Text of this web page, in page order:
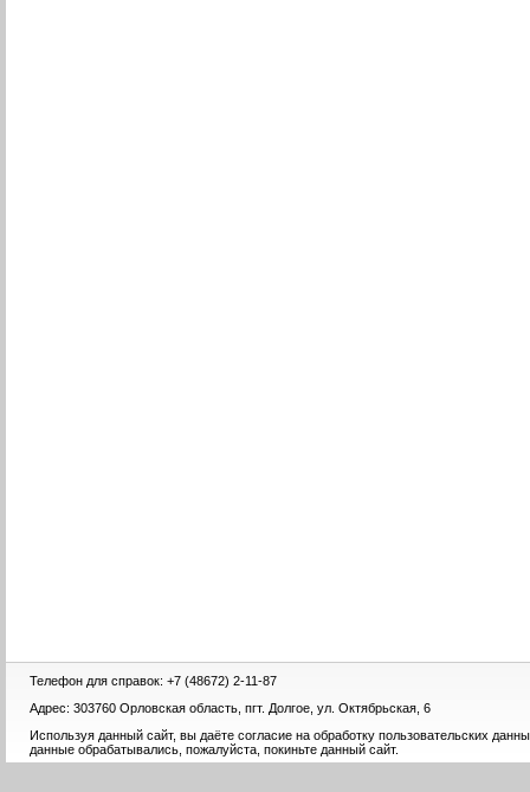
Телефон для справок: +7 (48672) 2-11-87
Адрес: 303760 Орловская область, пгт. Долгое, ул. Октябрьская, 6
Используя данный сайт, вы даёте согласие на обработку пользовательских
данные обрабатывались, пожалуйста, покиньте данный сайт.